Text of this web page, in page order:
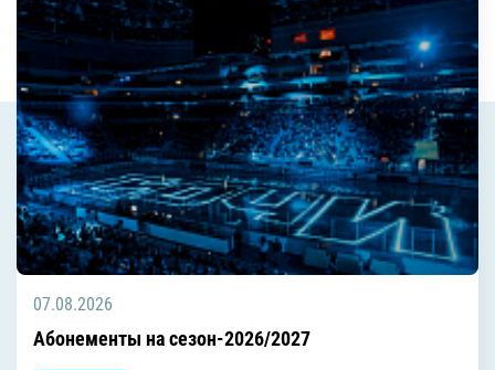
07.08.2026
Абонементы на сезон-2026/2027